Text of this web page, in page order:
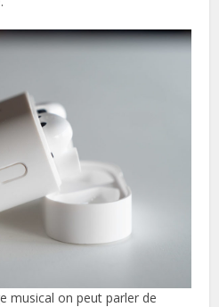
musical on peut parler de